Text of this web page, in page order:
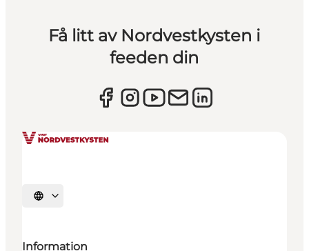
Få litt av Nordvestkysten i
feeden din
Velg språk
Information